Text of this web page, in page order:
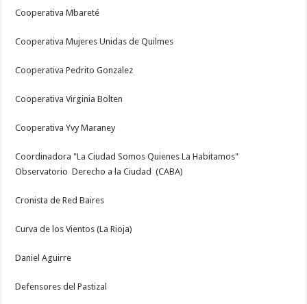
Cooperativa Mbareté
Cooperativa Mujeres Unidas de Quilmes
Cooperativa Pedrito Gonzalez
Cooperativa Virginia Bolten
Cooperativa Yvy Maraney
Coordinadora "La Ciudad Somos Quienes La Habitamos"
Observatorio Derecho a la Ciudad (CABA)
Cronista de Red Baires
Curva de los Vientos (La Rioja)
Daniel Aguirre
Defensores del Pastizal